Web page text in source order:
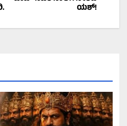
ಯಶ್!